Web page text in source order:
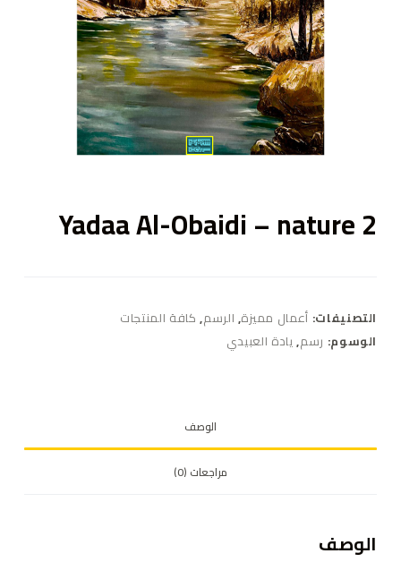
Yadaa Al-Obaidi – nature 2
التصنيفات: أعمال مميزة, الرسم, كافة المنتجات
الوسوم: رسم,يادة العبيدي
الوصف
مراجعات (0)
الوصف